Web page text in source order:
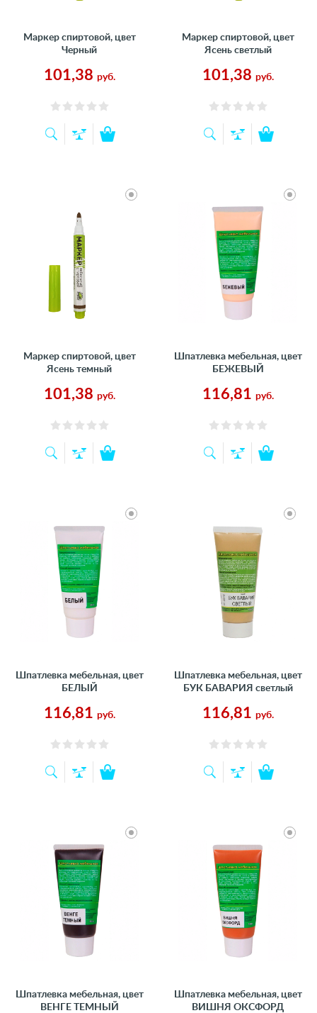
Маркер спиртовой, цвет
Черный
101,38 руб.
Маркер спиртовой, цвет
Ясень светлый
101,38 руб.
Маркер спиртовой, цвет
Ясень темный
101,38 руб.
Шпатлевка мебельная, цвет
БЕЖЕВЫЙ
116,81 руб.
Шпатлевка мебельная, цвет
БЕЛЫЙ
116,81 руб.
Шпатлевка мебельная, цвет
БУК БАВАРИЯ светлый
116,81 руб.
Шпатлевка мебельная, цвет
ВЕНГЕ ТЕМНЫЙ
Шпатлевка мебельная, цвет
ВИШНЯ ОКСФОРД